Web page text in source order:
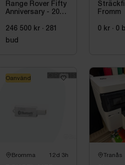
Range Rover Fifty
Anniversary - 2021
Autobiography –
Diesel –
Fullutrustad
246 500 kr · 281
bud
Fromm
0 kr · 0
Bromma 12d 3h
Oanvänd
Tranås